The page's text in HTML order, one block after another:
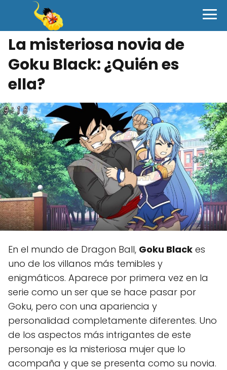
La misteriosa novia de
Goku Black: ¿Quién es
ella?
En el mundo de Dragon Ball, Goku Black es
uno de los villanos más temibles y
enigmáticos. Aparece por primera vez en la
serie como un ser que se hace pasar por
Goku, pero con una apariencia y
personalidad completamente diferentes. Uno
de los aspectos más intrigantes de este
personaje es la misteriosa mujer que lo
acompaña y que se presenta como su novia.